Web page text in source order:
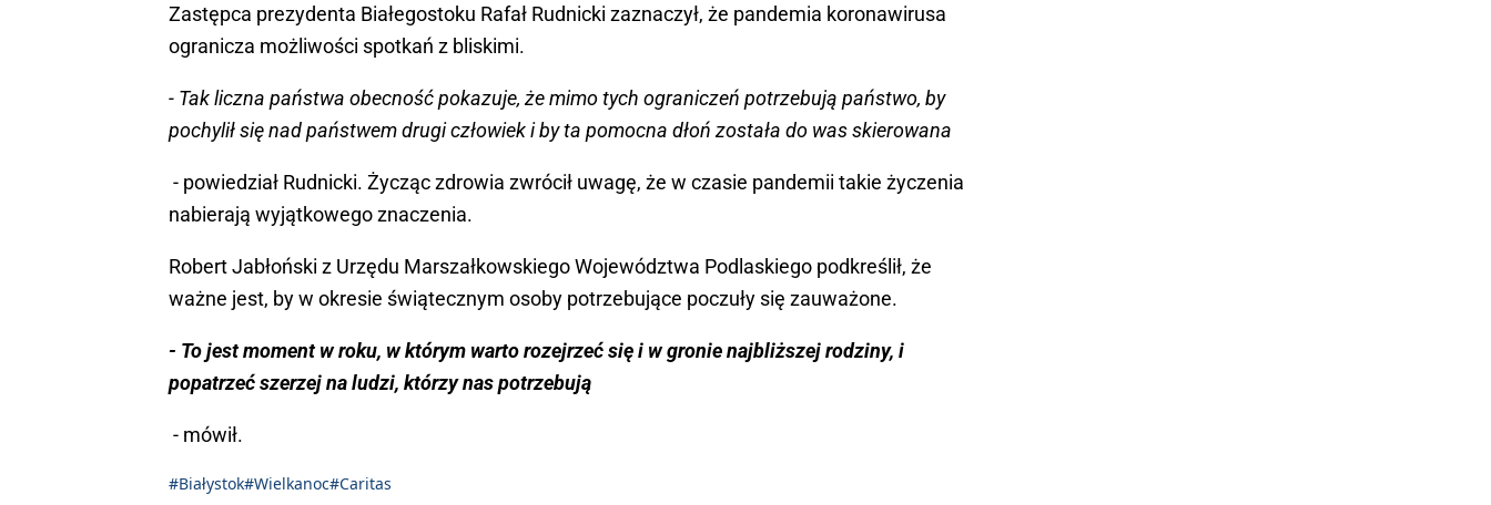
Zastępca prezydenta Białegostoku Rafał Rudnicki zaznaczył, że pandemia koronawirusa
ogranicza możliwości spotkań z bliskimi.
- Tak liczna państwa obecność pokazuje, że mimo tych ograniczeń potrzebują państwo, by
pochylił się nad państwem drugi człowiek i by ta pomocna dłoń została do was skierowana
- powiedział Rudnicki. Życząc zdrowia zwrócił uwagę, że w czasie pandemii takie życzenia
nabierają wyjątkowego znaczenia.
Robert Jabłoński z Urzędu Marszałkowskiego Województwa Podlaskiego podkreślił, że
ważne jest, by w okresie świątecznym osoby potrzebujące poczuły się zauważone.
- To jest moment w roku, w którym warto rozejrzeć się i w gronie najbliższej rodziny, i
popatrzeć szerzej na ludzi, którzy nas potrzebują
- mówił.
#Białystok#Wielkanoc#Caritas